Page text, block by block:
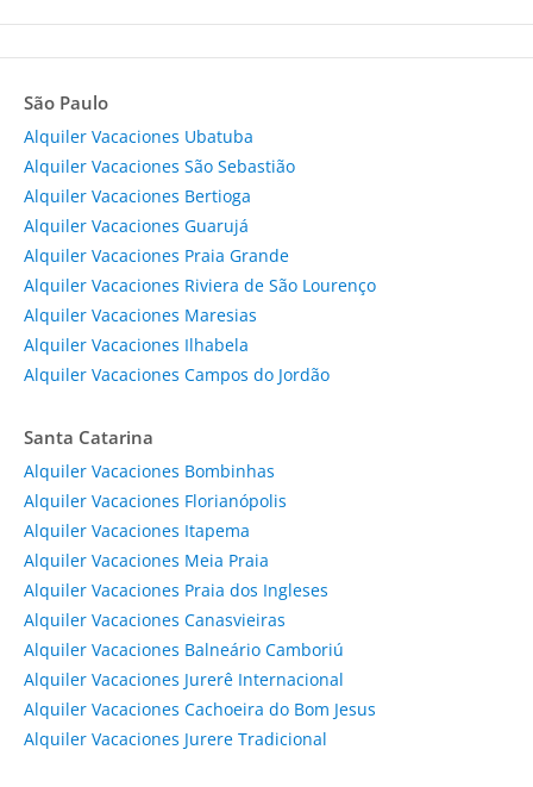
São Paulo
Alquiler Vacaciones Ubatuba
Alquiler Vacaciones São Sebastião
Alquiler Vacaciones Bertioga
Alquiler Vacaciones Guarujá
Alquiler Vacaciones Praia Grande
Alquiler Vacaciones Riviera de São Lourenço
Alquiler Vacaciones Maresias
Alquiler Vacaciones Ilhabela
Alquiler Vacaciones Campos do Jordão
Santa Catarina
Alquiler Vacaciones Bombinhas
Alquiler Vacaciones Florianópolis
Alquiler Vacaciones Itapema
Alquiler Vacaciones Meia Praia
Alquiler Vacaciones Praia dos Ingleses
Alquiler Vacaciones Canasvieiras
Alquiler Vacaciones Balneário Camboriú
Alquiler Vacaciones Jurerê Internacional
Alquiler Vacaciones Cachoeira do Bom Jesus
Alquiler Vacaciones Jurere Tradicional